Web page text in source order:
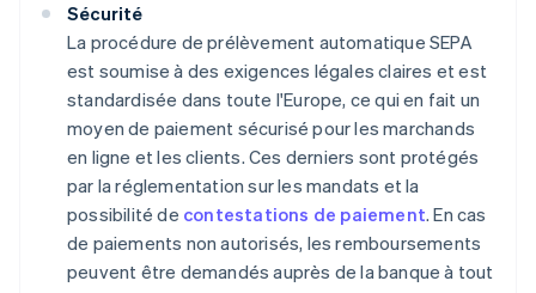
Sécurité
La procédure de prélèvement automatique SEPA
est soumise à des exigences légales claires et est
standardisée dans toute l'Europe, ce qui en fait un
moyen de paiement sécurisé pour les marchands
en ligne et les clients. Ces derniers sont protégés
par la réglementation sur les mandats et la
possibilité de contestations de paiement. En cas
de paiements non autorisés, les remboursements
peuvent être demandés auprès de la banque à tout